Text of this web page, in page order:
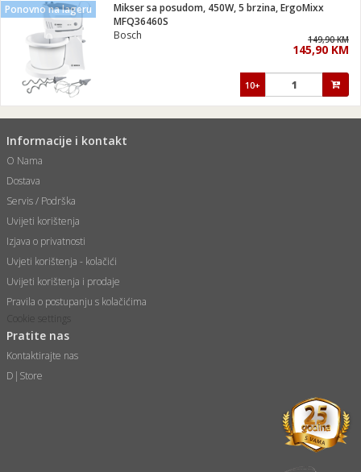
Ponovno na lageru
Mikser sa posudom, 450W, 5 brzina, ErgoMixx
MFQ36460S
Bosch
149,90 KM
145,90 KM
10+
Informacije i kontakt
O Nama
Dostava
Servis / Podrška
Uvijeti korištenja
Izjava o privatnosti
Uvjeti korištenja - kolačići
Uvijeti korištenja i prodaje
Pravila o postupanju s kolačićima
Cookie settings
Pratite nas
Kontaktirajte nas
D|Store